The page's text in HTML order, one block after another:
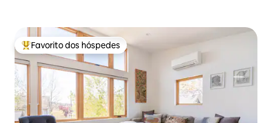
Favoritos dos hóspedes mais apreciados
Favorito dos hóspedes